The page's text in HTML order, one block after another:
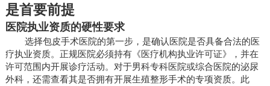
是首要前提
医院执业资质的硬性要求
选择包皮手术医院的第一步，是确认医院是否具备合法的医
疗执业资质。正规医院必须持有《医疗机构执业许可证》，并在
许可范围内开展诊疗活动。对于男科专科医院或综合医院的泌尿
外科，还需查看其是否拥有开展生殖整形手术的专项资质。此